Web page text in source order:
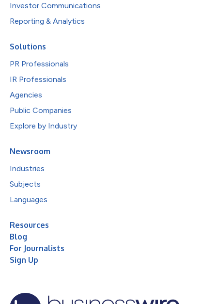
Investor Communications
Reporting & Analytics
Solutions
PR Professionals
IR Professionals
Agencies
Public Companies
Explore by Industry
Newsroom
Industries
Subjects
Languages
Resources
Blog
For Journalists
Sign Up